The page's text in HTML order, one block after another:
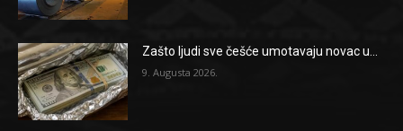
Zašto ljudi sve češće umotavaju novac u...
9. Augusta 2026.